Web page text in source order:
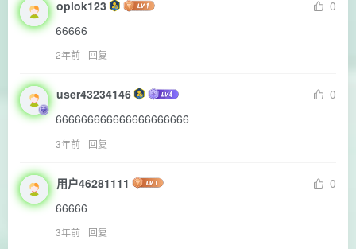
oplok123
0
66666
2年前 回复
user43234146
0
666666666666666666666
3年前 回复
用户46281111
0
66666
3年前 回复